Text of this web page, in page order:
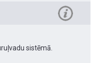
sistēmā.